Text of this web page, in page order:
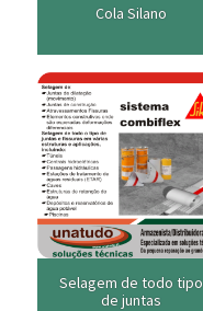
Cola Silano
Selagem de todo tipo
de juntas